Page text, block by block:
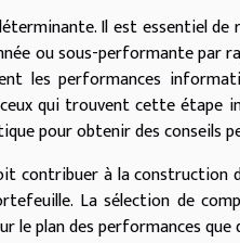
Il est essentiel de
ou sous-performante par
lesperformances
qui trouvent cette étape
pour obtenir des conseils
contribuer à la construction
Lasélection de
plan des performances que